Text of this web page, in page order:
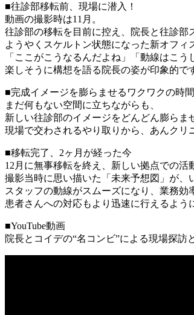
■往診部移転前、現場に潜入！
動画の撮影時は11月。
往診部の移転を目前に控え、院長と往診部
ようやくスケルトン状態になった新オフィ
「ここがこうなるんだよね」「動線はこ
楽しそうに構想を語る院長の姿が印象的で
■完成イメージを膨らませるワクワクの時間
まだ何もない空間に立ちながらも、
新しい往診部のイメージをどんどん膨らま
現場で交わされるやり取りから、あんクリ
■移転完了、2ヶ月が経った今
12月に無事移転を終え、新しい拠点での活
撮影当時に思い描いた「未来予想図」が、
スタッフの動線がスムーズになり、業務効
患者さんへの対応もより迅速に行えるよう
■YouTube動画
院長とコイデの“名コンビ”による現場探訪